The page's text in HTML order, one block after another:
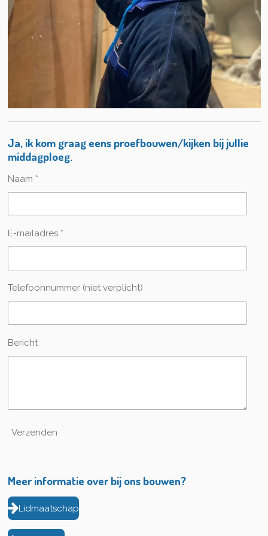
Ja, ik kom graag eens proefbouwen/kijken bij jullie
middagploeg.
Naam *
E-mailadres *
Telefoonnummer (niet verplicht)
Bericht
Verzenden
Meer informatie over bij ons bouwen?
Lidmaatschap